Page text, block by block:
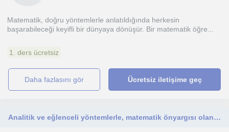
Matematik, doğru yöntemlerle anlatıldığında herkesin
başarabileceği keyifli bir dünyaya dönüşür. Bir matematik öğre...
1. ders ücretsiz
daha fazlasını gör Ücretsiz iletişime geç
Analitik ve eğlenceli yöntemlerle, matematik önyargısı olan ilköğretim öğrencilerine yüksek başarı ve özgüven kazandırıyorum.